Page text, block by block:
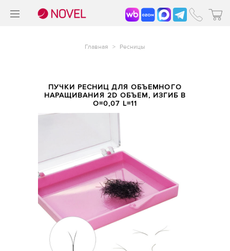
Главная > Ресницы
ПУЧКИ РЕСНИЦ ДЛЯ ОБЪЕМНОГО
НАРАЩИВАНИЯ 2D ОБЪЕМ, ИЗГИБ B
O=0,07 L=11